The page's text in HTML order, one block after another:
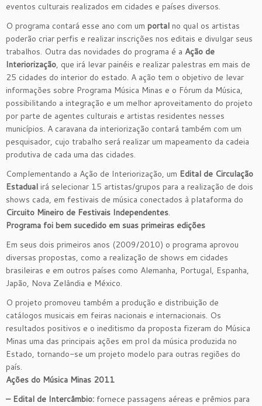
eventos culturais realizados em cidades e países diversos.
O programa contará esse ano com um portal no qual os artistas
poderão criar perfis e realizar inscrições nos editais e divulgar seus
trabalhos. Outra das novidades do programa é a Ação de
Interiorização, que irá levar painéis e realizar palestras em mais de
25 cidades do interior do estado. A ação tem o objetivo de levar
informações sobre Programa Música Minas e o Fórum da Música,
possibilitando a integração e um melhor aproveitamento do projeto
por parte de agentes culturais e artistas residentes nesses
municípios. A caravana da interiorização contará também com um
pesquisador, cujo trabalho será realizar um mapeamento da cadeia
produtiva de cada uma das cidades.
Complementando a Ação de Interiorização, um Edital de Circulação
Estadual irá selecionar 15 artistas/grupos para a realização de dois
shows cada, em festivais de música conectados à plataforma do
Circuito Mineiro de Festivais Independentes.
Programa foi bem sucedido em suas primeiras edições
Em seus dois primeiros anos (2009/2010) o programa aprovou
diversas propostas, como a realização de shows em cidades
brasileiras e em outros países como Alemanha, Portugal, Espanha,
Japão, Nova Zelândia e México.
O projeto promoveu também a produção e distribuição de
catálogos musicais em feiras nacionais e internacionais. Os
resultados positivos e o ineditismo da proposta fizeram do Música
Minas uma das principais ações em prol da música produzida no
Estado, tornando-se um projeto modelo para outras regiões do
país.
Ações do Música Minas 2011
– Edital de Intercâmbio: fornece passagens aéreas e prêmios para